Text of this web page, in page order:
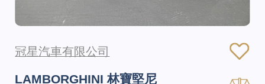
冠星汽車有限公司
LAMBORGHINI 林寶堅尼